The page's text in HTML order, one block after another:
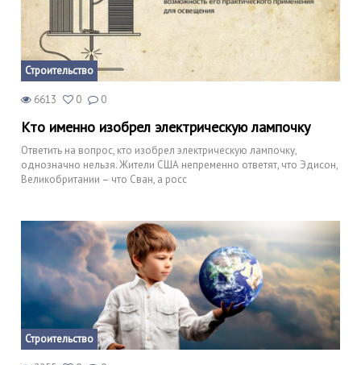
Строительство
6613 0 0
Кто именно изобрел электрическую лампочку
Ответить на вопрос, кто изобрел электрическую лампочку,
однозначно нельзя. Жители США непременно ответят, что Эдисон,
Великобритании – что Сван, а росс
Строительство